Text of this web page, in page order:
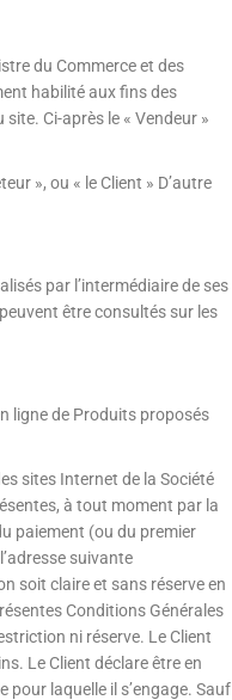
du Commerce et des
habilité aux fins des
Ci-après le « Vendeur »
», ou « le Client » D’autre
par l’intermédiaire de ses
être consultés sur les
ligne de Produits proposés
sites Internet de la Société
à tout moment par la
paiement (ou du premier
suivante
soit claire et sans réserve en
Conditions Générales
ni réserve. Le Client
Le Client déclare être en
laquelle il s’engage. Sauf